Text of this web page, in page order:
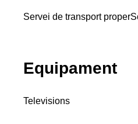
Servei de transport proper
Equipament
Televisions